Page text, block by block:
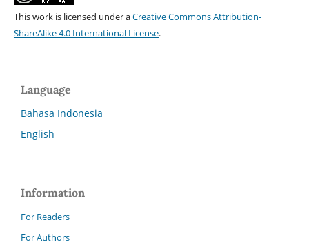
This work is licensed under aCreative Commons Attribution-
ShareAlike 4.0 International License.
Language
Bahasa Indonesia
English
Information
For Readers
For Authors